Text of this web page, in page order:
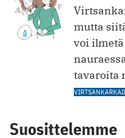
mutta
voi
tavaroita
Suosittelemme